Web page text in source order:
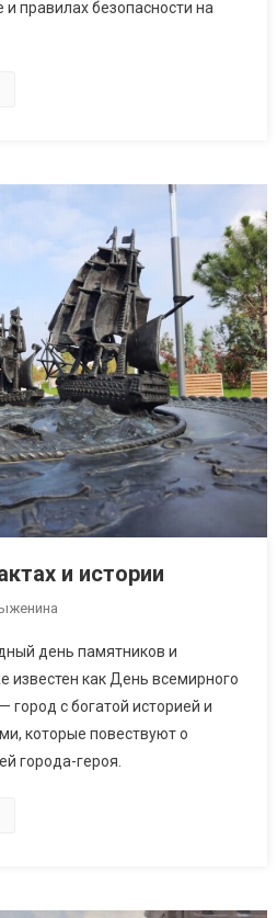
правилах безопасности на
и истории
день памятников и
известен как День всемирного
город с богатой историей и
которые повествуют о
города-героя.